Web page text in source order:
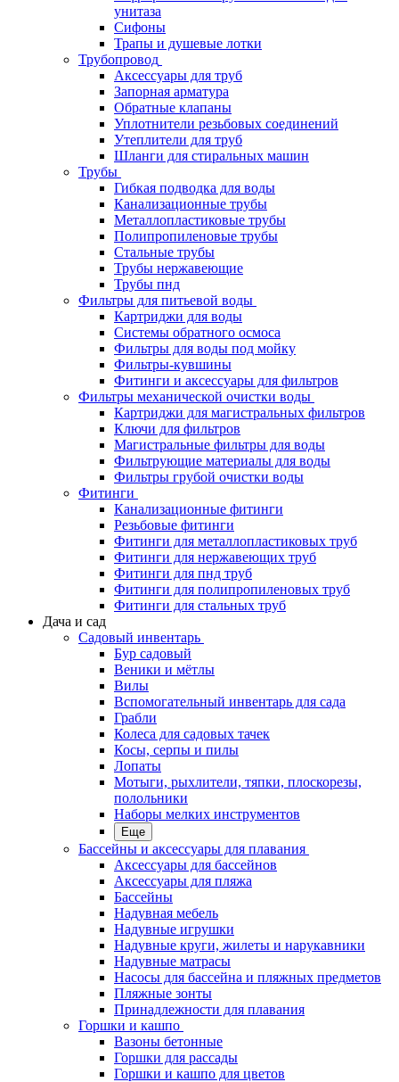
унитаза
Сифоны
Трапы и душевые лотки
Трубопровод
Аксессуары для труб
Запорная арматура
Обратные клапаны
Уплотнители резьбовых соединений
Утеплители для труб
Шланги для стиральных машин
Трубы
Гибкая подводка для воды
Канализационные трубы
Металлопластиковые трубы
Полипропиленовые трубы
Стальные трубы
Трубы нержавеющие
Трубы пнд
Фильтры для питьевой воды
Картриджи для воды
Системы обратного осмоса
Фильтры для воды под мойку
Фильтры-кувшины
Фитинги и аксессуары для фильтров
Фильтры механической очистки воды
Картриджи для магистральных фильтров
Ключи для фильтров
Магистральные фильтры для воды
Фильтрующие материалы для воды
Фильтры грубой очистки воды
Фитинги
Канализационные фитинги
Резьбовые фитинги
Фитинги для металлопластиковых труб
Фитинги для нержавеющих труб
Фитинги для пнд труб
Фитинги для полипропиленовых труб
Фитинги для стальных труб
Дача и сад
Садовый инвентарь
Бур садовый
Веники и мётлы
Вилы
Вспомогательный инвентарь для сада
Грабли
Колеса для садовых тачек
Косы, серпы и пилы
Лопаты
Мотыги, рыхлители, тяпки, плоскорезы,
полольники
Наборы мелких инструментов
Еще
Бассейны и аксессуары для плавания
Аксессуары для бассейнов
Аксессуары для пляжа
Бассейны
Надувная мебель
Надувные игрушки
Надувные круги, жилеты и нарукавники
Надувные матрасы
Насосы для бассейна и пляжных предметов
Пляжные зонты
Принадлежности для плавания
Горшки и кашпо
Вазоны бетонные
Горшки для рассады
Горшки и кашпо для цветов